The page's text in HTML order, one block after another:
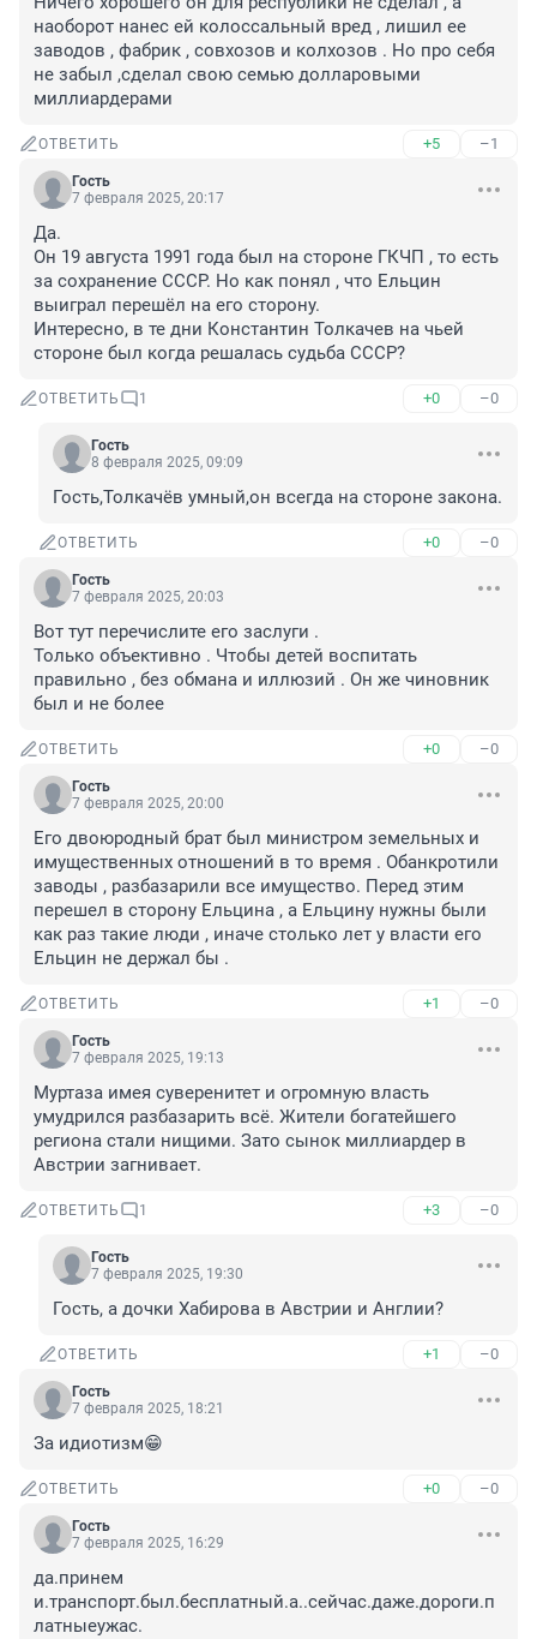
наоборот нанес ей колоссальный вред , лишил ее
заводов , фабрик , совхозов и колхозов . Но про себя
не забыл ,сделал свою семью долларовыми
миллиардерами
ОТВЕТИТЬ +5 –1
Гость
7 февраля 2025, 20:17
Да.
Он 19 августа 1991 года был на стороне ГКЧП , то есть
за сохранение СССР. Но как понял , что Ельцин
выиграл перешёл на его сторону.
Интересно, в те дни Константин Толкачев на чьей
стороне был когда решалась судьба СССР?
ОТВЕТИТЬ 1 +0 –0
Гость
8 февраля 2025, 09:09
Гость,Толкачёв умный,он всегда на стороне закона.
ОТВЕТИТЬ +0 –0
Гость
7 февраля 2025, 20:03
Вот тут перечислите его заслуги .
Только объективно . Чтобы детей воспитать
правильно , без обмана и иллюзий . Он же чиновник
был и не более
ОТВЕТИТЬ +0 –0
Гость
7 февраля 2025, 20:00
Его двоюродный брат был министром земельных и
имущественных отношений в то время . Обанкротили
заводы , разбазарили все имущество. Перед этим
перешел в сторону Ельцина , а Ельцину нужны были
как раз такие люди , иначе столько лет у власти его
Ельцин не держал бы .
ОТВЕТИТЬ +1 –0
Гость
7 февраля 2025, 19:13
Муртаза имея суверенитет и огромную власть
умудрился разбазарить всё. Жители богатейшего
региона стали нищими. Зато сынок миллиардер в
Австрии загнивает.
ОТВЕТИТЬ 1 +3 –0
Гость
7 февраля 2025, 19:30
Гость, а дочки Хабирова в Австрии и Англии?
ОТВЕТИТЬ +1 –0
Гость
7 февраля 2025, 18:21
За идиотизм😁
ОТВЕТИТЬ +0 –0
Гость
7 февраля 2025, 16:29
да.принем
и.транспорт.был.бесплатный.а..сейчас.даже.дороги.п
латныеужас.